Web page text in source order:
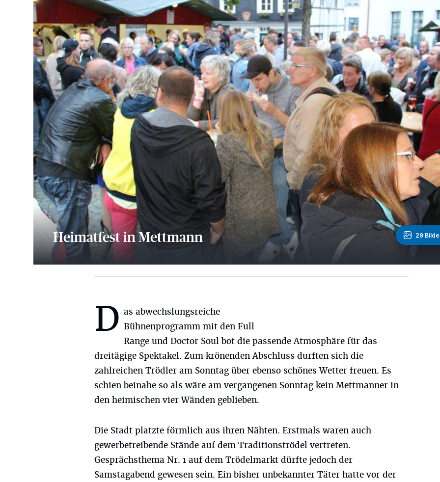
Heimatfest in Mettmann 29
D as abwechslungsreiche
Bühnenprogramm mit den Full
Range und Doctor Soul bot die passende Atmosphäre für das
dreitägige Spektakel. Zum krönenden Abschluss durften sich die
zahlreichen Trödler am Sonntag über ebenso schönes Wetter freuen. Es
schien beinahe so als wäre am vergangenen Sonntag kein Mettmanner in
den heimischen vier Wänden geblieben.
Die Stadt platzte förmlich aus ihren Nähten. Erstmals waren auch
gewerbetreibende Stände auf dem Traditionströdel vertreten.
Gesprächsthema Nr. 1 auf dem Trödelmarkt dürfte jedoch der
Samstagabend gewesen sein. Ein bisher unbekannter Täter hatte vor der